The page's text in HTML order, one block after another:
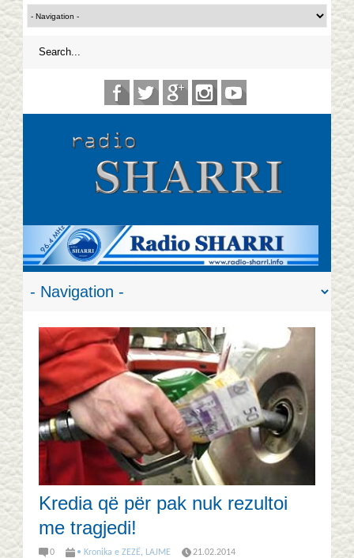
Kredia që për pak nuk rezultoi
me tragjedi!
0 • Kronika e ZEZË, LAJME 21.02.2014